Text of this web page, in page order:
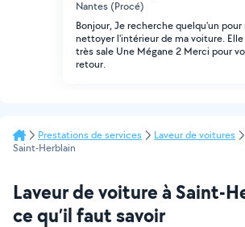
Nantes (Procé)
Bonjour, Je recherche quelqu'un pour
nettoyer l'intérieur de ma voiture.
très sale Une Mégane 2 Merci pour
retour.
Prestations de services Laveur de voitures
Saint-Herblain
Laveur de voiture à Saint-
ce qu’il faut savoir